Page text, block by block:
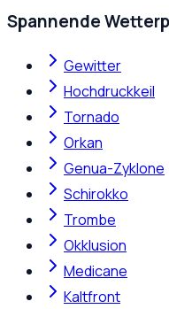
Spannende
Gewitter
Hochdruckkeil
Tornado
Orkan
Genua-Zyklone
Schirokko
Trombe
Okklusion
Medicane
Kaltfront